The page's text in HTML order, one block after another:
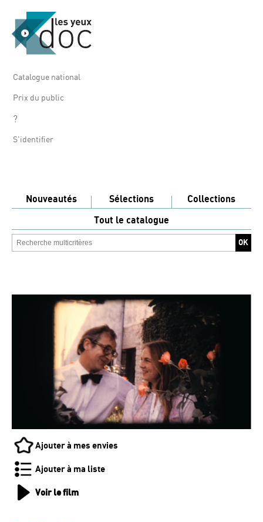
Catalogue national
Prix du public
?
S'identifier
Nouveautés Sélections
Collections
Tout le catalogue
Ajouter à mes envies
Ajouter à ma liste
Voir le film